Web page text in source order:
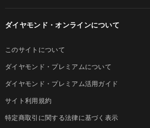
ダイヤモンド・オンラインについて
このサイトについて
ダイヤモンド・プレミアムについて
ダイヤモンド・プレミアム活用ガイド
サイト利用規約
特定商取引に関する法律に基づく表示